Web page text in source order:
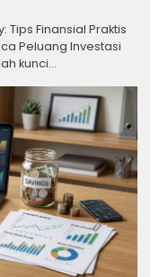
Finansial Praktis
Peluang Investasi
kunci…